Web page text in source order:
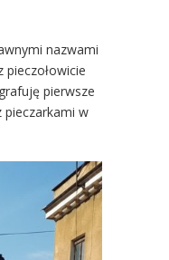
nazwami
pieczołowicie
pierwsze
pieczarkami w